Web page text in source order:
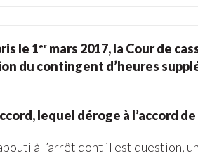
le 1er mars 2017, la Cour de
du contingent d’heures
lequel déroge à l’accord
à l’arrêt dont il est question,